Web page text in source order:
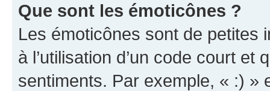
Que sont les émoticônes ?
Les émoticônes sont de petites
à l’utilisation d’un code court et
sentiments. Par exemple, « :) »